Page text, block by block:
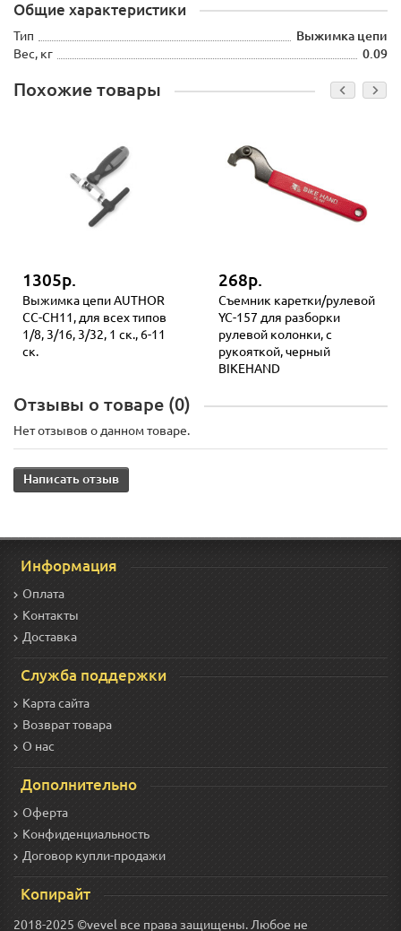
Общие характеристики
Тип
Выжимка цепи
Вес, кг
0.09
Похожие товары
1305р.
Выжимка цепи AUTHOR
CC-CH11, для всех типов
1/8, 3/16, 3/32, 1 ск., 6-11
ск.
268р.
Съемник каретки/рулевой
YC-157 для разборки
рулевой колонки, с
рукояткой, черный
BIKEHAND
Отзывы о товаре (0)
Нет отзывов о данном товаре.
Написать отзыв
Информация
Оплата
Контакты
Доставка
Служба поддержки
Карта сайта
Возврат товара
О нас
Дополнительно
Оферта
Конфиденциальность
Договор купли-продажи
Копирайт
2018-2025 ©vevel все права защищены. Любое не